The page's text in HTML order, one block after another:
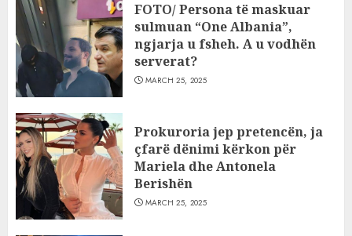
FOTO/ Persona të maskuar
sulmuan “One Albania”,
ngjarja u fsheh. A u vodhën
serverat?
MARCH 25, 2025
Prokuroria jep pretencën, ja
çfarë dënimi kërkon për
Mariela dhe Antonela
Berishën
MARCH 25, 2025